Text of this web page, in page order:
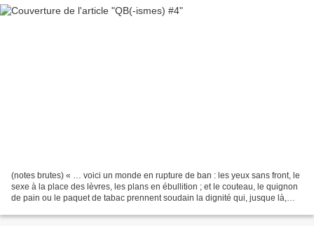
(notes brutes) « … voici un monde en rupture de ban : les yeux sans front, le
sexe à la place des lèvres, les plans en ébullition ; et le couteau, le quignon
de pain ou le paquet de tabac prennent soudain la dignité qui, jusque là,